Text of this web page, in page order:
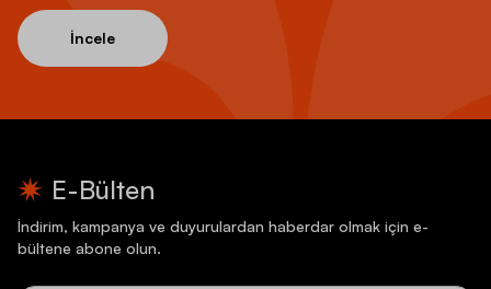
İncele
E-Bülten
İndirim, kampanya ve duyurulardan haberdar olmak için e-
bültene abone olun.